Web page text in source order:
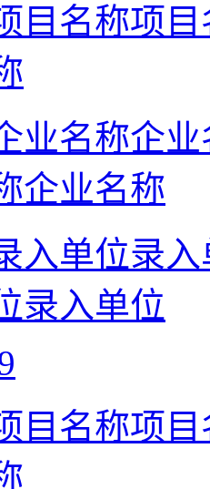
目名称项
业名称企
企业名称
入单位录
录入单位
目名称项